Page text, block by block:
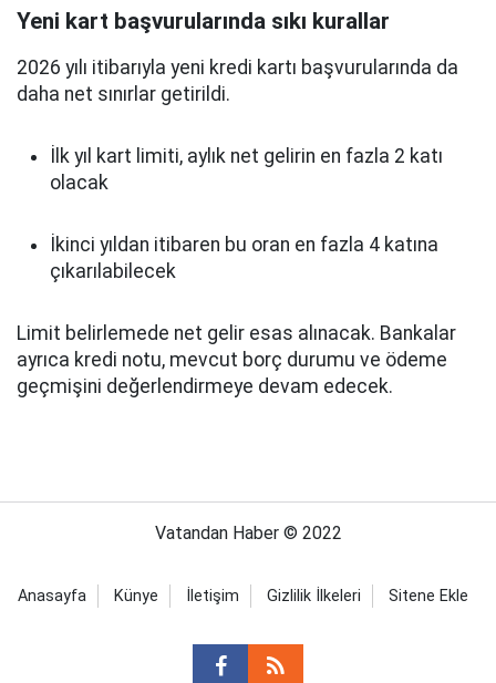
Yeni kart başvurularında sıkı kurallar
2026 yılı itibarıyla yeni kredi kartı başvurularında da
daha net sınırlar getirildi.
İlk yıl kart limiti, aylık net gelirin en fazla 2 katı
olacak
İkinci yıldan itibaren bu oran en fazla 4 katına
çıkarılabilecek
Limit belirlemede net gelir esas alınacak. Bankalar
ayrıca kredi notu, mevcut borç durumu ve ödeme
geçmişini değerlendirmeye devam edecek.
Vatandan Haber © 2022
Anasayfa Künye İletişim Gizlilik İlkeleri Sitene Ekle